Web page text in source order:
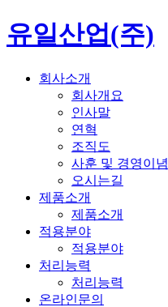
유일산업(주)
회사소개
회사개요
인사말
연혁
조직도
사훈 및 경영이념
오시는길
제품소개
제품소개
적용분야
적용분야
처리능력
처리능력
온라인문의